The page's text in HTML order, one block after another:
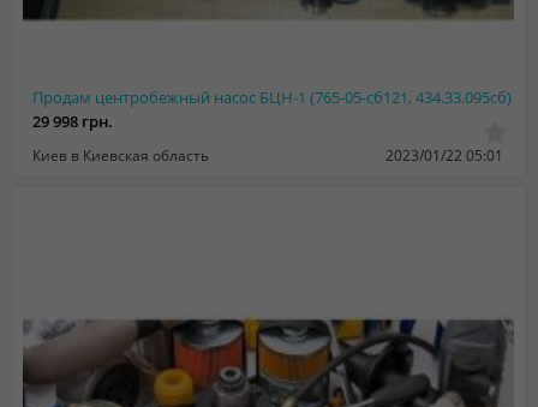
Продам центробежный наcoc БЦН-1 (765-05-сб121, 434.33.095сб)
29 998 грн.
Киев в Киевская область 2023/01/22 05:01